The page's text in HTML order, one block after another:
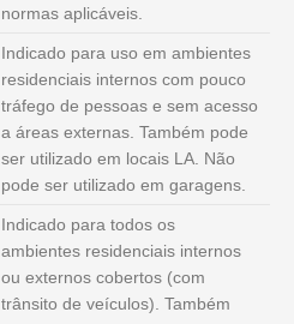
normas aplicáveis.
Indicado para uso em ambientes
residenciais internos com pouco
tráfego de pessoas e sem acesso
a áreas externas. Também pode
ser utilizado em locais LA. Não
pode ser utilizado em garagens.
Indicado para todos os
ambientes residenciais internos
ou externos cobertos (com
trânsito de veículos). Também